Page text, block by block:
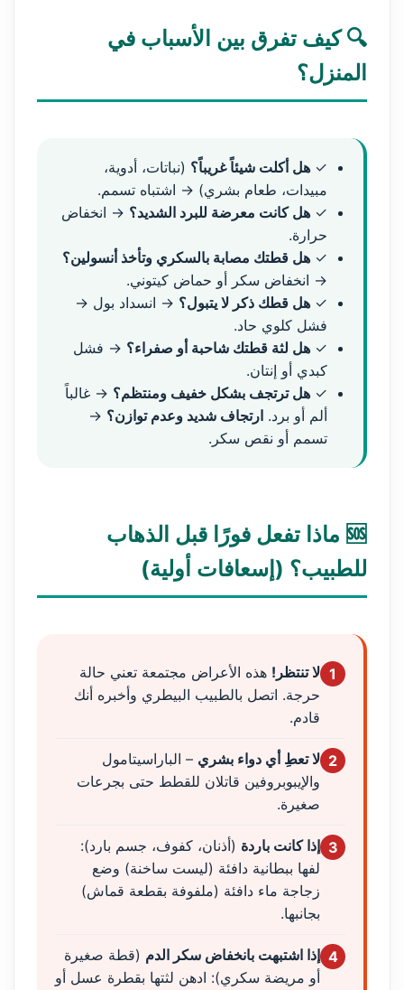
🔍 كيف تفرق بين الأسباب في
المنزل؟
✓ هل أكلت شيئاً غريباً؟ (نباتات، أدوية،
مبيدات، طعام بشري) → اشتباه تسمم.
✓ هل كانت معرضة للبرد الشديد؟ → انخفاض
حرارة.
✓ هل قطتك مصابة بالسكري وتأخذ أنسولين؟
→ انخفاض سكر أو حماض كيتوني.
✓ هل قطك ذكر لا يتبول؟ → انسداد بول →
فشل كلوي حاد.
✓ هل لثة قطتك شاحبة أو صفراء؟ → فشل
كبدي أو إنتان.
✓ هل ترتجف بشكل خفيف ومنتظم؟ → غالباً
ألم أو برد. ارتجاف شديد وعدم توازن؟ →
تسمم أو نقص سكر.
🆘 ماذا تفعل فورًا قبل الذهاب
للطبيب؟ (إسعافات أولية)
1 لا تنتظر! هذه الأعراض مجتمعة تعني حالة
حرجة. اتصل بالطبيب البيطري وأخبره أنك
قادم.
2 لا تعطِ أي دواء بشري – الباراسيتامول
والإيبوبروفين قاتلان للقطط حتى بجرعات
صغيرة.
3 إذا كانت باردة (أذنان، كفوف، جسم بارد):
لفها ببطانية دافئة (ليست ساخنة) وضع
زجاجة ماء دافئة (ملفوفة بقطعة قماش)
بجانبها.
4 إذا اشتبهت بانخفاض سكر الدم (قطة صغيرة
أو مريضة سكري): ادهن لثتها بقطرة عسل أو